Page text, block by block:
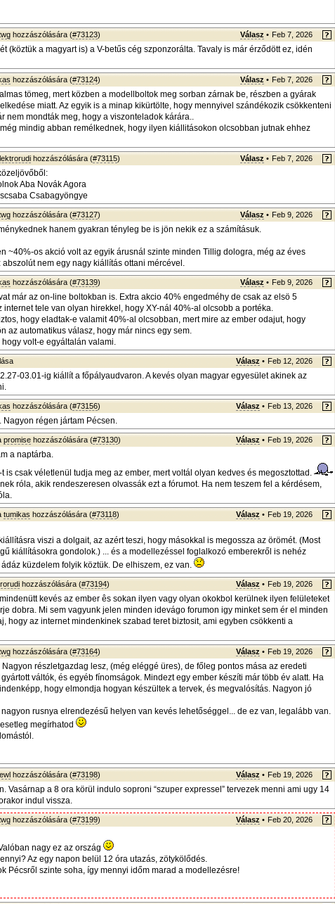
hozzászólására (#73123) Válasz • Feb 7, 2026
(köztük a magyart is) a V-betűs cég szponzorálta. Tavaly is már érződött ez, idén
hozzászólására (#73124) Válasz • Feb 7, 2026
tömeg, mert közben a modellboltok meg sorban zárnak be, részben a gyárak
miatt. Az egyik is a minap kikürtölte, hogy mennyivel szándékozik csökkenteni
nem mondták meg, hogy a viszonteladok kárára..
mindig abban remélkednek, hogy ilyen kiállitásokon olcsobban jutnak ehhez
hozzászólására (#73115) Válasz • Feb 7, 2026
Aba Novák Agora
Csabagyöngye
hozzászólására (#73127) Válasz • Feb 9, 2026
hanem gyakran tényleg be is jön nekik ez a számításuk.
~40%-os akció volt az egyik árusnál szinte minden Tillig dologra, még az éves
nem egy nagy kiállítás ottani mércével.
hozzászólására (#73139) Válasz • Feb 9, 2026
már az on-line boltokban is. Extra akcio 40% engedméhy de csak az elsö 5
internet tele van olyan hirekkel, hogy XY-nál 40%-al olcsobb a portéka.
hogy eladtak-e valamit 40%-al olcsobban, mert mire az ember odajut, hogy
az automatikus válasz, hogy már nincs egy sem.
volt-e egyáltalán valami.
Válasz • Feb 12, 2026
03.01-ig kiállít a főpályaudvaron. A kevés olyan magyar egyesület akinek az
hozzászólására (#73156) Válasz • Feb 13, 2026
Nagyon régen jártam Pécsen.
promise hozzászólására (#73130) Válasz • Feb 19, 2026
a naptárba.
is csak véletlenül tudja meg az ember, mert voltál olyan kedves és megosztottad.
róla, akik rendeszeresen olvassák ezt a fórumot. Ha nem teszem fel a kérdésem,
tumikas hozzászólására (#73118) Válasz • Feb 19, 2026
viszi a dolgait, az azért teszi, hogy másokkal is megossza az örömét. (Most
kiállításokra gondolok.) ... és a modellezéssel foglalkozó emberekről is nehéz
küzdelem folyik köztük. De elhiszem, ez van.
hozzászólására (#73194) Válasz • Feb 19, 2026
kevés az ember ês sokan ilyen vagy olyan okokbol kerülnek ilyen felületeket
dobra. Mi sem vagyunk jelen minden idevágo forumon igy minket sem ér el minden
hogy az internet mindenkinek szabad teret biztosit, ami egyben csökkenti a
hozzászólására (#73164) Válasz • Feb 19, 2026
részletgazdag lesz, (még eléggé üres), de főleg pontos mása az eredeti
váltók, és egyéb fínomságok. Mindezt egy ember készíti már több év alatt. Ha
hogy elmondja hogyan készültek a tervek, és megvalósítás. Nagyon jó
rusnya elrendezésű helyen van kevés lehetőséggel... de ez van, legalább van.
megírhatod
hozzászólására (#73198) Válasz • Feb 19, 2026
Vasárnap a 8 ora körül indulo soproni “szuper expressel” tervezek menni ami ugy 14
indul vissza.
hozzászólására (#73199) Válasz • Feb 20, 2026
nagy ez az ország
Az egy napon belül 12 óra utazás, zötykölődés.
Pécsről szinte soha, így mennyi időm marad a modellezésre!